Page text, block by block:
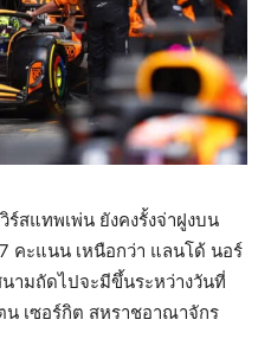
ร์สแทพเพ่น ยังคงรั้งจ่าฝูงบน
คะแนน เหนือกว่า แลนโด้ นอร์
ามถัดไปจะมีขึ้นระหว่างวันที่
เซอร์กิต สหราชอาณาจักร